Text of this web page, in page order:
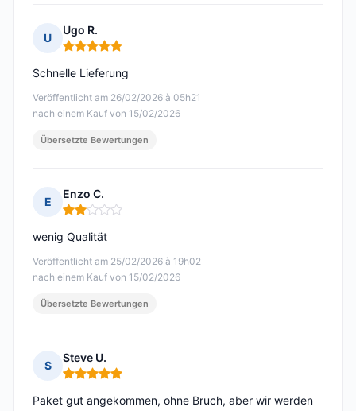
U
Ugo R.
Hinweis: 5 von 5
Veröffentlicht am 26/02/2026 à 05h21
nach einem Kauf von 15/02/2026
Schnelle Lieferung
Übersetzte Bewertungen
E
Enzo C.
Hinweis: 2 von 5
Veröffentlicht am 25/02/2026 à 19h02
nach einem Kauf von 15/02/2026
wenig Qualität
Übersetzte Bewertungen
S
Steve U.
Hinweis: 5 von 5
Paket gut angekommen, ohne Bruch, aber wir werden